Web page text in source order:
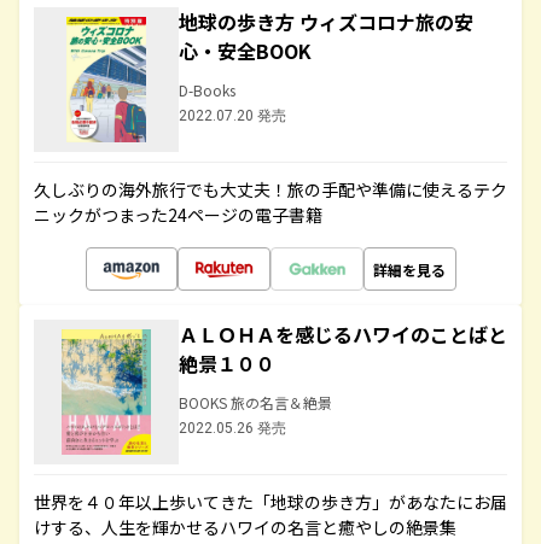
地球の歩き方 ウィズコロナ旅の安
心・安全BOOK
D-Books
2022.07.20 発売
久しぶりの海外旅行でも大丈夫！旅の手配や準備に使えるテク
ニックがつまった24ページの電子書籍
詳細を見る
ＡＬＯＨＡを感じるハワイのことばと
絶景１００
BOOKS 旅の名言＆絶景
2022.05.26 発売
世界を４０年以上歩いてきた「地球の歩き方」があなたにお届
けする、人生を輝かせるハワイの名言と癒やしの絶景集